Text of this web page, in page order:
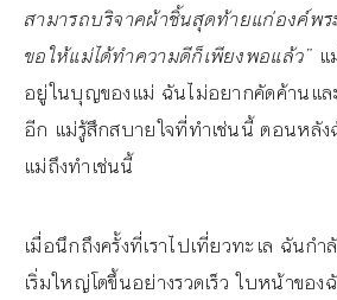
สามารถบริจาคผ้าชิ้นสุดท้ายแก่องค์พ
ขอให้แม่ได้ทำความดีก็เพียงพอแล้ว”
อยู่ในบุญของแม่ ฉันไม่อยากคัดค้านแล
อีก แม่รู้สึกสบายใจที่ทำเช่นนี้ ตอนหลังฉั
แม่ถึงทำเช่นนี้
เมื่อนึกถึงครั้งที่เราไปเที่ยวทะเล ฉันกำ
เริ่มใหญ่โตขึ้นอย่างรวดเร็ว ใบหน้าขอ